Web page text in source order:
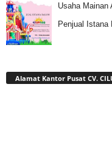
Usaha Mainan
Penjual Istana
Alamat Kantor Pusat CV.